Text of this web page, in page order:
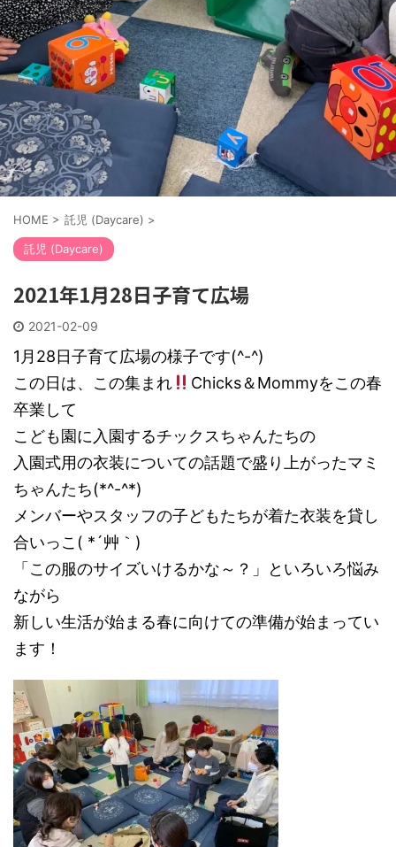
HOME > 託児 (Daycare) >
託児 (Daycare)
2021年1月28日子育て広場
2021-02-09
1月28日子育て広場の様子です(^-^)
この日は、この集まれ
Chicks＆Mommyをこの春
卒業して
こども園に入園するチックスちゃんたちの
入園式用の衣装についての話題で盛り上がったマミ
ちゃんたち(*^-^*)
メンバーやスタッフの子どもたちが着た衣装を貸し
合いっこ( *´艸｀)
「この服のサイズいけるかな～？」といろいろ悩み
ながら
新しい生活が始まる春に向けての準備が始まってい
ます！